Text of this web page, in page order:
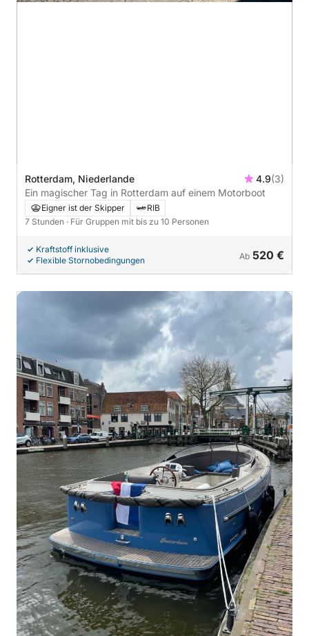
Rotterdam, Niederlande 4.9(3)
Ein magischer Tag in Rotterdam auf einem Motorboot
Eigner ist der Skipper
RIB
7 Stunden · Für Gruppen mit bis zu 10 Personen
Kraftstoff inklusive
Flexible Stornobedingungen
Ab 520 €